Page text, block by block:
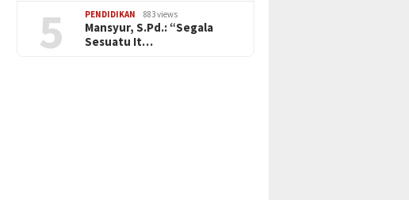
5 PENDIDIKAN 883 views
Mansyur, S.Pd.: “Segala
Sesuatu It…